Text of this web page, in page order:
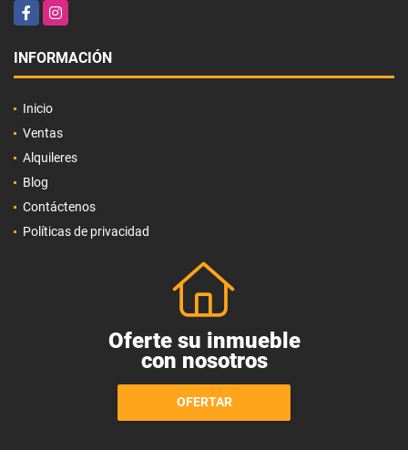
FacebookInstagram
INFORMACIÓN
Inicio
Ventas
Alquileres
Blog
Contáctenos
Políticas de privacidad
Oferte su inmueble
con nosotros
OFERTAR